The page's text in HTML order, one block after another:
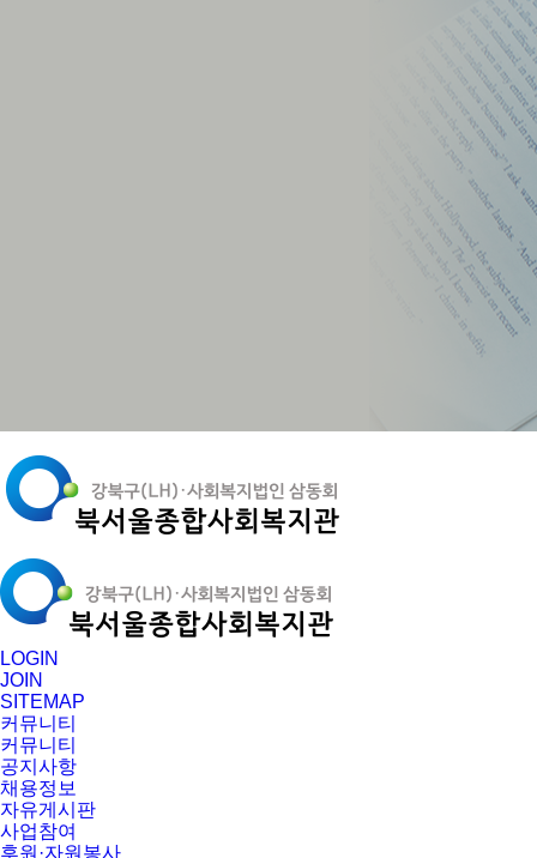
LOGIN
JOIN
SITEMAP
커뮤니티
커뮤니티
공지사항
채용정보
자유게시판
사업참여
후원·자원봉사